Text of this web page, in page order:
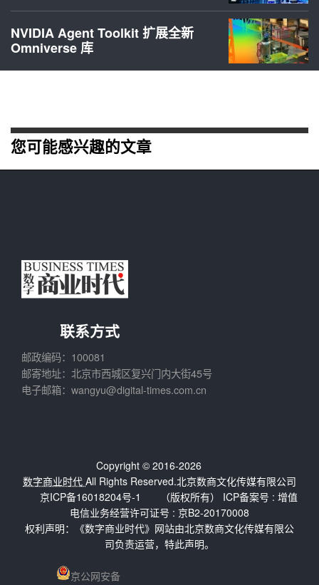
NVIDIA Agent Toolkit 扩展全新
Omniverse 库
您可能感兴趣的文章
联系方式
邮政编码：100081
邮寄地址：北京市西城区复兴门内大街45号
电子邮箱：wangyu@digital-times.com.cn
Copyright © 2016-2026
数字商业时代 All Rights Reserved.北京数商文化传媒有限公司
（版权所有） ICP备案号 :
京ICP备16018204号-1
增值
电信业务经营许可证号 : 京B2-20170008
权利声明：《数字商业时代》网站由北京数商文化传媒有限公
司负责运营，特此声明。
京公网安备